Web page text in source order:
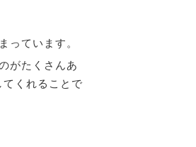
っています。
がたくさんあ
くれることで